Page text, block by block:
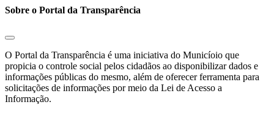
Sobre o Portal da Transparência
O Portal da Transparência é uma iniciativa do Municíoio que
propicia o controle social pelos cidadãos ao disponibilizar dados e
informações públicas do mesmo, além de oferecer ferramenta para
solicitações de informações por meio da Lei de Acesso a
Informação.